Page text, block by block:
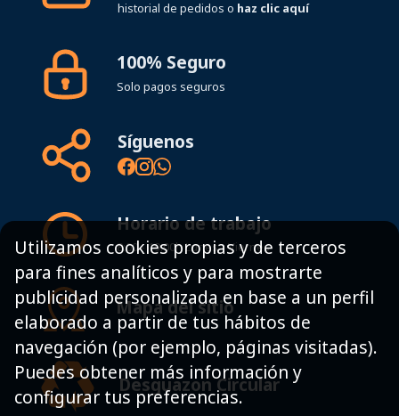
historial de pedidos o haz clic aquí
100% Seguro
Solo pagos seguros
Síguenos
Horario de trabajo
8:00 - 19:00h Lunes - Viernes
Mapa del sitio
Desguazon Circular
Utilizamos cookies propias y de terceros
para fines analíticos y para mostrarte
publicidad personalizada en base a un perfil
elaborado a partir de tus hábitos de
navegación (por ejemplo, páginas visitadas).
Puedes obtener más información y
configurar tus preferencias.